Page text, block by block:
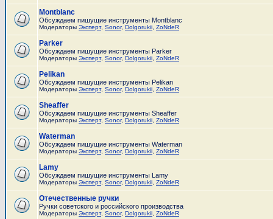
Montblanc
Обсуждаем пишущие инструменты Montblanc
Модераторы Эксперт, Sonor, Dolgorukii ZoNdeR
Parker
Обсуждаем пишущие инструменты Parker
Модераторы Эксперт, Sonor, Dolgorukii ZoNdeR
Pelikan
Обсуждаем пишущие инструменты Pelikan
Модераторы Эксперт, Sonor, Dolgorukii ZoNdeR
Sheaffer
Обсуждаем пишущие инструменты Sheaffer
Модераторы Эксперт, Sonor, Dolgorukii ZoNdeR
Waterman
Обсуждаем пишущие инструменты Waterman
Модераторы Эксперт, Sonor, Dolgorukii ZoNdeR
Lamy
Обсуждаем пишущие инструменты Lamy
Модераторы Эксперт, Sonor, Dolgorukii ZoNdeR
Отечественные ручки
Ручки советского и российского производства
Модераторы Эксперт, Sonor, Dolgorukii ZoNdeR